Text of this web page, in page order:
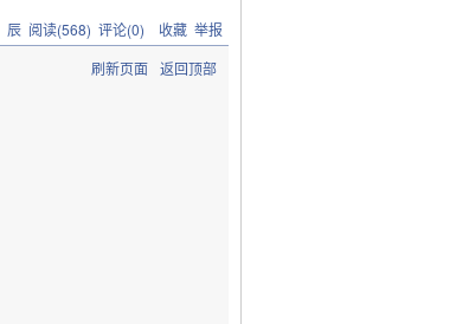
辰阅读(568) 评论(0) 收藏 举报
刷新页面
返回顶部